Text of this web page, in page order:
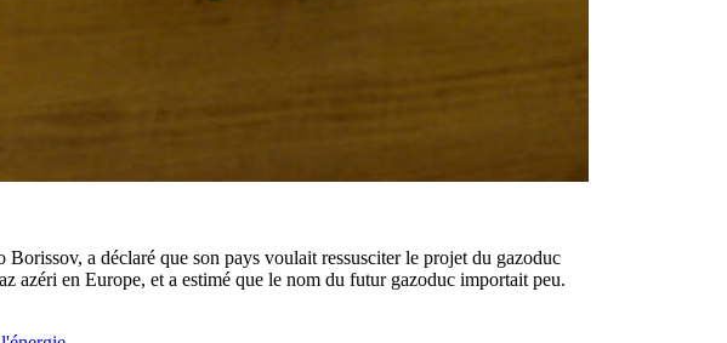
a déclaré que son pays voulait ressusciter le projet du gazoduc
azéri en Europe, et a estimé que le nom du futur gazoduc importait peu.